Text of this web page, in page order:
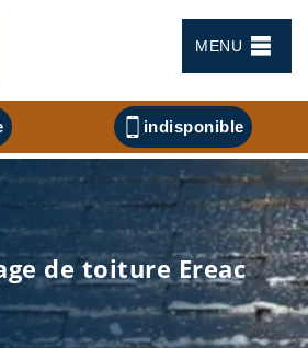
MENU
indisponible
de toiture Ereac